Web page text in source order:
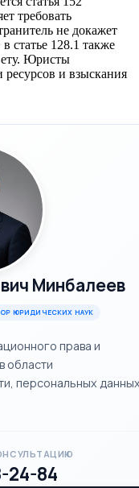
требовать
не докажет
статье 128.1 также
Юристы
и взыскания
Минбалеев
ЮРИДИЧЕСКИХ НАУК
права и
области
персональных
24-84